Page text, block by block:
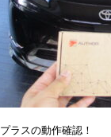
ラスの動作確認！